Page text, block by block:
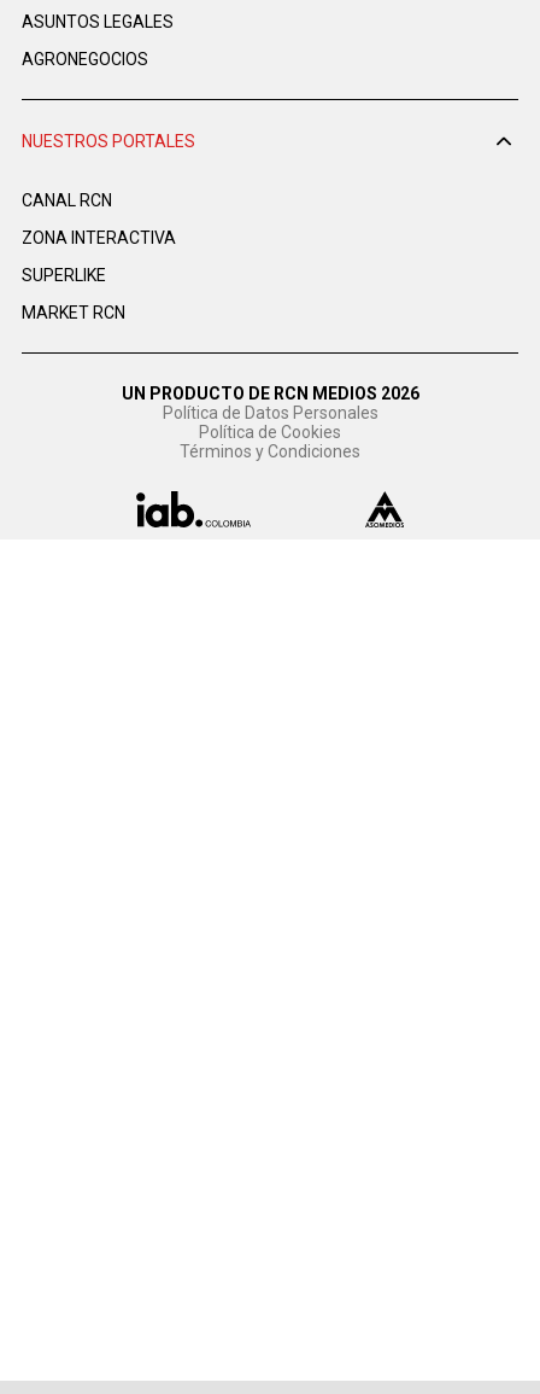
ASUNTOS LEGALES
AGRONEGOCIOS
NUESTROS PORTALES
CANAL RCN
ZONA INTERACTIVA
SUPERLIKE
MARKET RCN
UN PRODUCTO DE RCN MEDIOS 2026
Política de Datos Personales
Política de Cookies
Términos y Condiciones